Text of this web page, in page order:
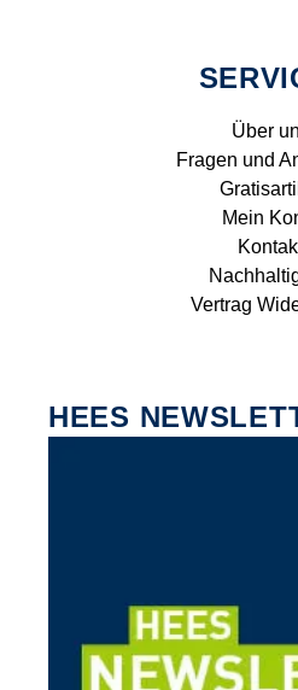
Über
Fragen und
Mein
Vertrag
HEES